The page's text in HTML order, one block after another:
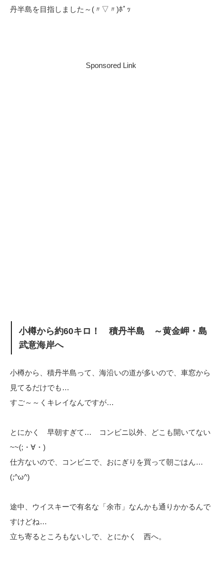
丹半島を目指しました～(〃▽〃)ﾎﾟｯ
Sponsored Link
小樽から約60キロ！ 積丹半島 ～黄金岬・島
武意海岸へ
小樽から、積丹半島って、海沿いの道が多いので、車窓から
見てるだけでも…
すご～～くキレイなんですが…
とにかく 早朝すぎて… コンビニ以外、どこも開いてない
~~(;・∀・)
仕方ないので、コンビニで、おにぎりを買って朝ごはん…
(;^ω^)
途中、ウイスキーで有名な「余市」なんかも通りかかるんで
すけどね…
立ち寄るところもないしで、とにかく 西へ。